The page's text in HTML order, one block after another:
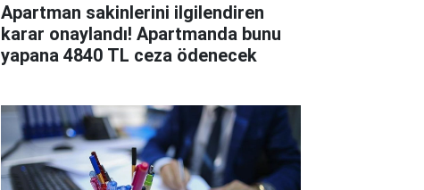
Apartman sakinlerini ilgilendiren
karar onaylandı! Apartmanda bunu
yapana 4840 TL ceza ödenecek